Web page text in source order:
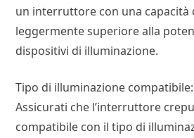
un interruttore con una capacità
leggermente superiore alla
dispositivi di illuminazione.
Tipo di illuminazione compatibile:
Assicurati che l’interruttore
compatibile con il tipo di